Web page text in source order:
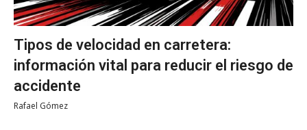
Tipos de velocidad en carretera:
información vital para reducir el riesgo de
accidente
Rafael Gómez